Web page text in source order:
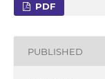
PDF
PUBLISHED